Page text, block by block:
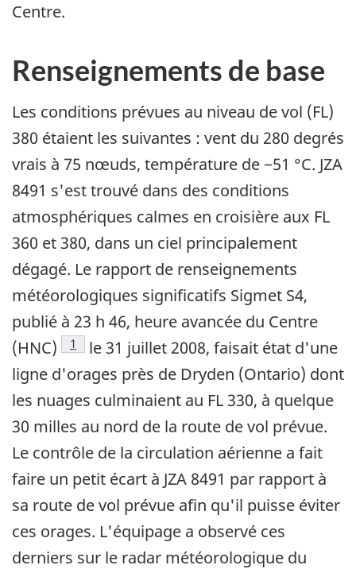
Centre.
Renseignements de base
Les conditions prévues au niveau de vol (FL)
380 étaient les suivantes : vent du 280 degrés
vrais à 75 nœuds, température de −51 °C. JZA
8491 s'est trouvé dans des conditions
atmosphériques calmes en croisière aux FL
360 et 380, dans un ciel principalement
dégagé. Le rapport de renseignements
météorologiques significatifs Sigmet S4,
publié à 23 h 46, heure avancée du Centre
(HNC)
Footnote
1
le 31 juillet 2008, faisait état d'une
ligne d'orages près de Dryden (Ontario) dont
les nuages culminaient au FL 330, à quelque
30 milles au nord de la route de vol prévue.
Le contrôle de la circulation aérienne a fait
faire un petit écart à JZA 8491 par rapport à
sa route de vol prévue afin qu'il puisse éviter
ces orages. L'équipage a observé ces
derniers sur le radar météorologique du